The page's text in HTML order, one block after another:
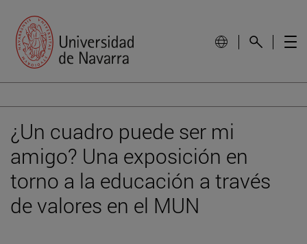
¿Un cuadro puede ser mi
amigo? Una exposición en
torno a la educación a través
de valores en el MUN